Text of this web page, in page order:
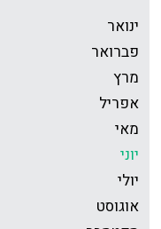
ינואר
פברואר
מרץ
אפריל
מאי
יוני
יולי
אוגוסט